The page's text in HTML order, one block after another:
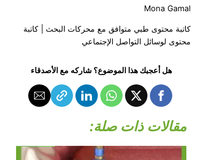
Mona Gamal
كاتبة محتوى طبي متوافق مع محركات البحث | كاتبة
محتوى لوسائل التواصل الإجتماعي
هل أعجبك هذا الموضوع؟ شاركه مع الأصدقاء
مقالات ذات صلة: